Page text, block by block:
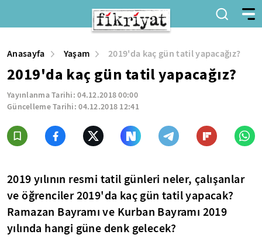
Anasayfa Yaşam 2019'da kaç gün tatil yapacağız?
2019'da kaç gün tatil yapacağız?
Yayınlanma Tarihi:04.12.2018 00:00
Güncelleme Tarihi:04.12.2018 12:41
2019 yılının resmi tatil günleri neler, çalışanlar
ve öğrenciler 2019'da kaç gün tatil yapacak?
Ramazan Bayramı ve Kurban Bayramı 2019
yılında hangi güne denk gelecek?